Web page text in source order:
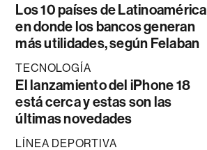
Los 10 países de Latinoamérica
en donde los bancos generan
más utilidades, según Felaban
TECNOLOGÍA
El lanzamiento del iPhone 18
está cerca y estas son las
últimas novedades
LÍNEA DEPORTIVA